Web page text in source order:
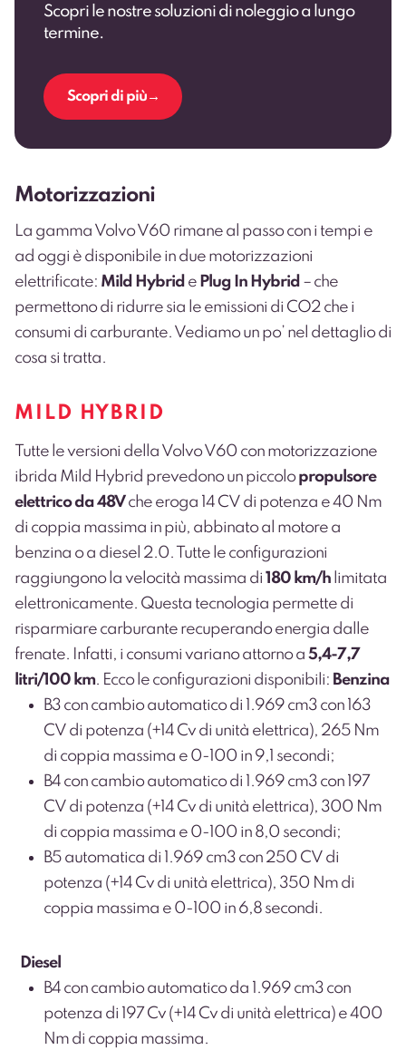
Scopri le nostre soluzioni di noleggio a lungo
termine.
Scopri di più
Motorizzazioni
La gamma Volvo V60 rimane al passo con i tempi e
ad oggi è disponibile in due motorizzazioni
elettrificate: Mild Hybrid e Plug In Hybrid – che
permettono di ridurre sia le emissioni di CO2 che i
consumi di carburante. Vediamo un po’ nel dettaglio di
cosa si tratta.
MILD HYBRID
Tutte le versioni della Volvo V60 con motorizzazione
ibrida Mild Hybrid prevedono un piccolopropulsore
elettrico da 48Vche eroga 14 CV di potenza e 40 Nm
di coppia massima in più, abbinato al motore a
benzina o a diesel 2.0. Tutte le configurazioni
raggiungono la velocità massima di 180 km/h limitata
elettronicamente. Questa tecnologia permette di
risparmiare carburante recuperando energia dalle
frenate. Infatti, i consumi variano attorno a 5,4-7,7
litri/100 km. Ecco le configurazioni disponibili: Benzina
B3 con cambio automatico di 1.969 cm3 con 163
CV di potenza (+14 Cv di unità elettrica), 265 Nm
di coppia massima e 0-100 in 9,1 secondi;
B4 con cambio automatico di 1.969 cm3 con 197
CV di potenza (+14 Cv di unità elettrica), 300 Nm
di coppia massima e 0-100 in 8,0 secondi;
B5 automatica di 1.969 cm3 con 250 CV di
potenza (+14 Cv di unità elettrica), 350 Nm di
coppia massima e 0-100 in 6,8 secondi.
Diesel
B4 con cambio automatico da 1.969 cm3 con
potenza di 197 Cv (+14 Cv di unità elettrica) e 400
Nm di coppia massima.